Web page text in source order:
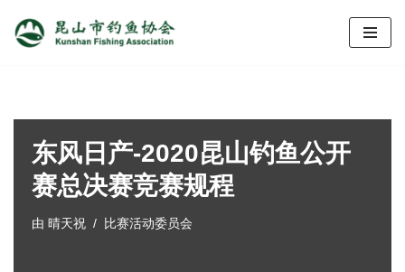
跳
文
东风日产-2020昆山钓鱼公开
赛总决赛竞赛规程
由 晴天祝 比赛活动委员会